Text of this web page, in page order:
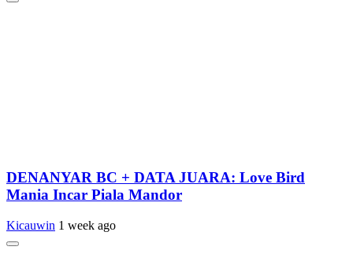
DENANYAR BC + DATA JUARA: Love Bird
Mania Incar Piala Mandor
Kicauwin 1 week ago